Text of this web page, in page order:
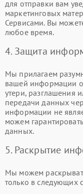
для отправки вам
маркетинговых
Сервисами. Вы
любое время.
4. Защита
Мы прилагаем
вашей информации
утери, разглашения
передачи данных
информации не
можем
данных.
5. Раскрытие
Мы можем
только в следующих